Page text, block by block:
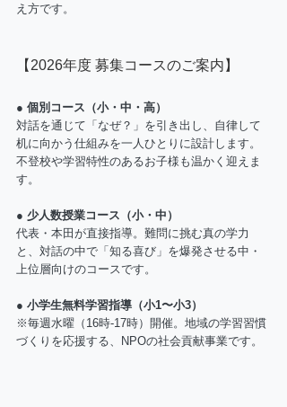
え方です。
【2026年度 募集コースのご案内】
● 個別コース（小・中・高）
対話を通じて「なぜ？」を引き出し、自律して
机に向かう仕組みを一人ひとりに設計します。
不登校や学習特性のあるお子様も温かく迎えま
す。
● 少人数授業コース（小・中）
代表・本田が直接指導。難問に挑む真の学力
と、対話の中で「知る喜び」を爆発させる中・
上位層向けのコースです。
● 小学生無料学習指導（小1〜小3）
※毎週水曜（16時-17時）開催。地域の学習習慣
づくりを応援する、NPOの社会貢献事業です。